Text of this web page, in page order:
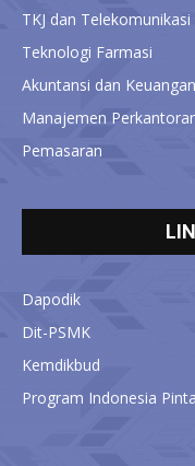
TKJ dan Telekomunikasi
Teknologi Farmasi
Akuntansi dan
Manajemen
Pemasaran
Dapodik
Dit-PSMK
Kemdikbud
Program Indonesia